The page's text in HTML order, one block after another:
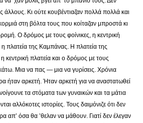
άλλους. Κι ούτε κουβέντιαζαν πολλά πολλά και
στη βόλτα τους που κοίταζαν μπροστά κι
Ο δρόμος με τους φοίνικες, η κεντρική
η πλατεία της Καμπάνας. Η πλατεία της
κεντρική πλατεία και ο δρόμος με τους
Μια να πας — μια να γυρίσεις. Χρόνια
ήταν αρκετή. Ήταν αρκετή για να αναστατωθεί
τα στόματα των γυναικών και τα μάτια
αλλόκοτες ιστορίες. Τους δαιμόνιζε ότι δεν
απ’ όσα θα ’θελαν να μάθουν. Γιατί δεν έλεγαν